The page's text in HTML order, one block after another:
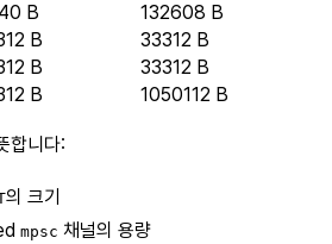
B
132608 B
B
33312 B
B
33312 B
B 1050112 B
합니다:
의 크기
mpsc 채널의 용량